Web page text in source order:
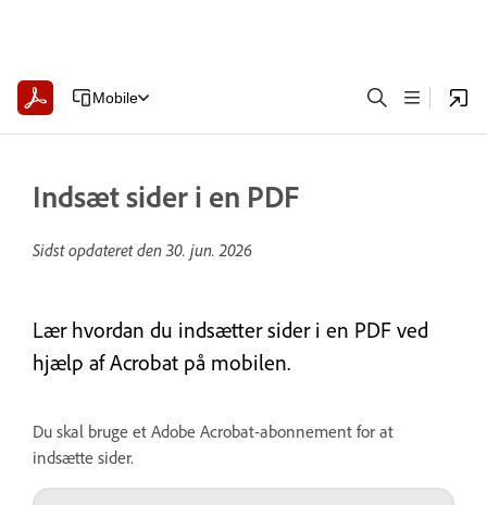
Mobile
Indsæt sider i en PDF
Sidst opdateret den 30. jun. 2026
Lær hvordan du indsætter sider i en PDF ved
hjælp af Acrobat på mobilen.
Du skal bruge et Adobe Acrobat-abonnement for at
indsætte sider.